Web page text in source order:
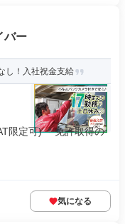
バー
し！入社祝金支給
限定可) ＊免許取得の
気になる